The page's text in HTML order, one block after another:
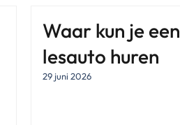
Waar kun je een
lesauto huren
29 juni 2026